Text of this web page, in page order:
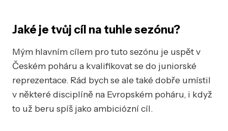
Jaké je tvůj cíl na tuhle sezónu?
Mým hlavním cílem pro tuto sezónu je uspět v
Českém poháru a kvalifikovat se do juniorské
reprezentace. Rád bych se ale také dobře umístil
v některé disciplíně na Evropském poháru, i když
to už beru spíš jako ambiciózní cíl.